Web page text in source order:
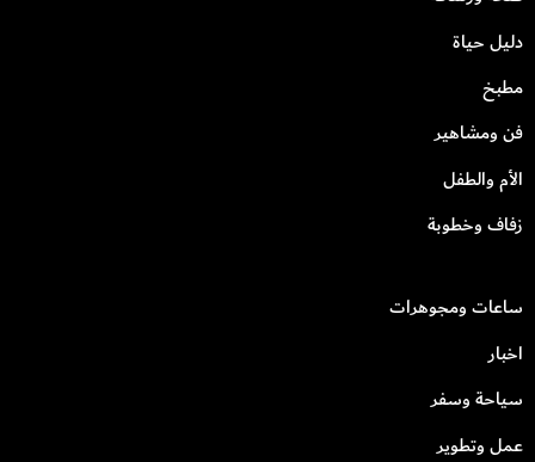
دليل حياة
مطبخ
فن ومشاهير
الأم والطفل
زفاف وخطوبة
ساعات ومجوهرات
اخبار
سياحة وسفر
عمل وتطوير